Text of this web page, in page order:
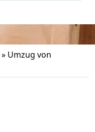
» Umzug von